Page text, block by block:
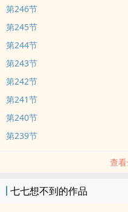
第246节
第245节
第244节
第243节
第242节
第241节
第240节
第239节
查
七七想不到的作品